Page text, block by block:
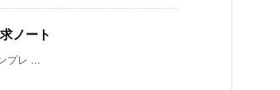
ノート
プレ ...